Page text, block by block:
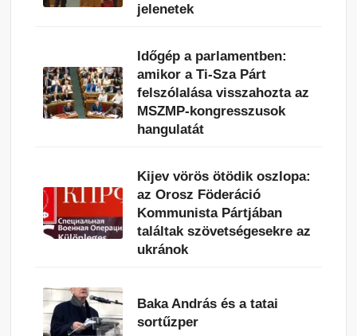
jelenetek
Időgép a parlamentben:
amikor a Ti-Sza Párt
felszólalása visszahozta az
MSZMP-kongresszusok
hangulatát
Kijev vörös ötödik oszlopa:
az Orosz Föderáció
Kommunista Pártjában
találtak szövetségesekre az
ukránok
Baka András és a tatai
sortűzper